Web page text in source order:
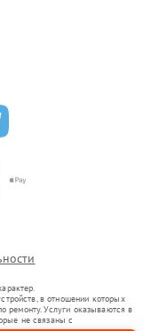
в отношении которых
ремонту. Услуги оказываются в
не связаны с